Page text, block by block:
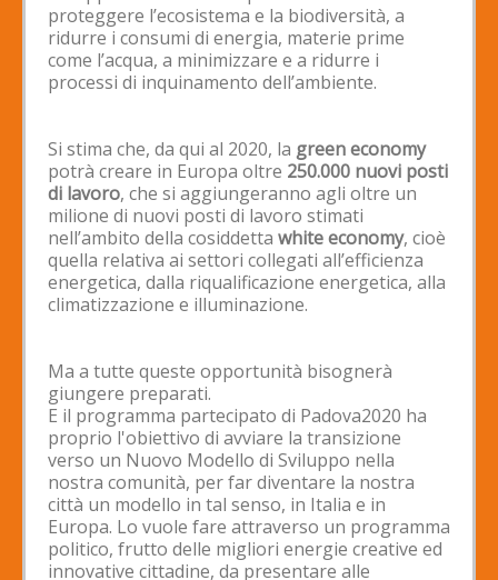
proteggere l’ecosistema e la biodiversità, a
ridurre i consumi di energia, materie prime
come l’acqua, a minimizzare e a ridurre i
processi di inquinamento dell’ambiente.
Si stima che, da qui al 2020, la green economy
potrà creare in Europa oltre 250.000 nuovi posti
di lavoro, che si aggiungeranno agli oltre un
milione di nuovi posti di lavoro stimati
nell’ambito della cosiddetta white economy, cioè
quella relativa ai settori collegati all’efficienza
energetica, dalla riqualificazione energetica, alla
climatizzazione e illuminazione.
Ma a tutte queste opportunità bisognerà
giungere preparati.
E il programma partecipato di Padova2020 ha
proprio l'obiettivo di avviare la transizione
verso un Nuovo Modello di Sviluppo nella
nostra comunità, per far diventare la nostra
città un modello in tal senso, in Italia e in
Europa. Lo vuole fare attraverso un programma
politico, frutto delle migliori energie creative ed
innovative cittadine, da presentare alle